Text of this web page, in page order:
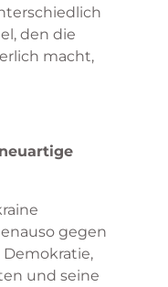
den die
macht,
gegen
Demokratie,
und seine